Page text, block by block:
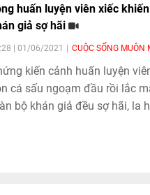
huấn luyện viên xiếc khiến
giả sợ hãi
| 01/06/2021 CUỘC SỐNG MUÔN
kiến cảnh huấn luyện
cá sấu ngoạm đầu rồi lắc
bộ khán giả đều sợ hãi, la